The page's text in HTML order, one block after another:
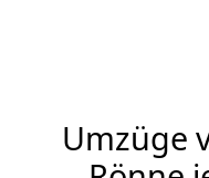
Umzüge